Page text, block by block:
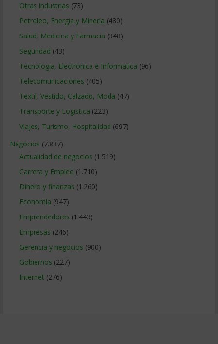
Otras industrias (73)
Petroleo, Energia y Mineria (480)
Salud, Medicina y Farmacia (348)
Seguridad (43)
Tecnologia, Electronica e Informatica (96)
Telecomunicaciones (405)
Textil, Vestido, Calzado, Moda (47)
Transporte y Logistica (223)
Viajes, Turismo, Hospitalidad (697)
Negocios (7.837)
Actualidad de negocios (1.519)
Carrera y Empleo (1.710)
Dinero y finanzas (1.260)
Economía (947)
Emprendedores (1.443)
Empresas (246)
Gerencia y negocios (900)
Gobiernos (227)
Internet (276)